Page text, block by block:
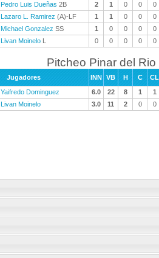
Pedro Luis Dueñas 2B 2 1 0 0 0
Lazaro L. Ramirez (A)-LF 1 1 0 0 0
Michael Gonzalez SS 1 0 0 0 0
Livan Moinelo L 0 0 0 0 0
Pitcheo Pinar del Rio
Jugadores INN VB H C CL
Yaifredo Dominguez
6.0 22 8 1 1
Livan Moinelo
3.0 11 2 0 0